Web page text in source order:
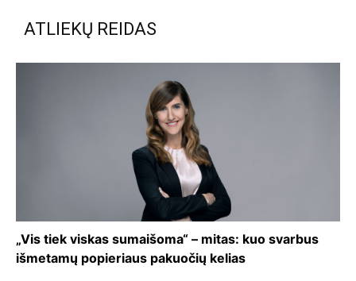
ATLIEKŲ REIDAS
„Vis tiek viskas sumaišoma“ – mitas: kuo svarbus
išmetamų popieriaus pakuočių kelias